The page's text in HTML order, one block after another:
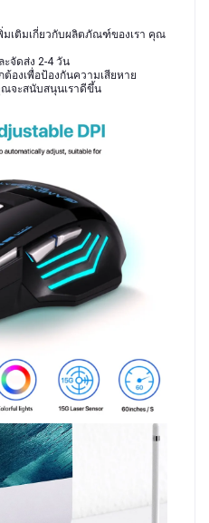
ะจัดส่ง 2-4 วัน
องเพื่อป้องกันความเสียหาย
จะสนับสนุนเราดีขึ้น